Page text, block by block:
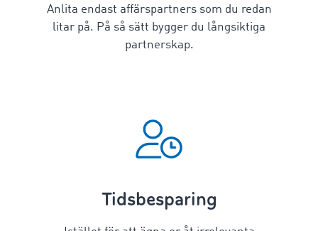
Anlita endast affärspartners som du redan
litar på. På så sätt bygger du långsiktiga
partnerskap.
Tidsbesparing